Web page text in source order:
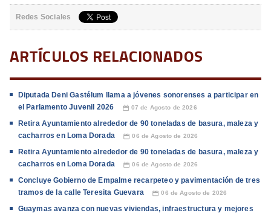
Redes Sociales
ARTÍCULOS RELACIONADOS
Diputada Deni Gastélum llama a jóvenes sonorenses a participar en
el Parlamento Juvenil 2026
📅 07 de Agosto de 2026
Retira Ayuntamiento alrededor de 90 toneladas de basura, maleza y
cacharros en Loma Dorada
📅 06 de Agosto de 2026
Retira Ayuntamiento alrededor de 90 toneladas de basura, maleza y
cacharros en Loma Dorada
📅 06 de Agosto de 2026
Concluye Gobierno de Empalme recarpeteo y pavimentación de tres
tramos de la calle Teresita Guevara
📅 06 de Agosto de 2026
Guaymas avanza con nuevas viviendas, infraestructura y mejores